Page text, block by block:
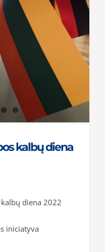
kalbų diena
diena 2022
iniciatyva